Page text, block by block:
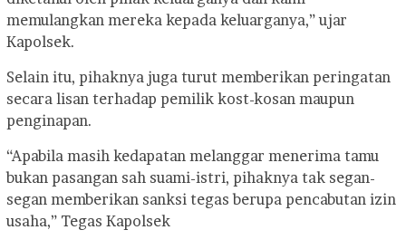
memulangkan mereka kepada keluarganya,” ujar
Kapolsek.
Selain itu, pihaknya juga turut memberikan peringatan
secara lisan terhadap pemilik kost-kosan maupun
penginapan.
“Apabila masih kedapatan melanggar menerima tamu
bukan pasangan sah suami-istri, pihaknya tak segan-
segan memberikan sanksi tegas berupa pencabutan izin
usaha,” Tegas Kapolsek